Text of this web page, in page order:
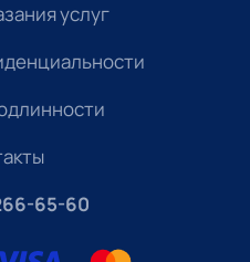
услуг
65-60